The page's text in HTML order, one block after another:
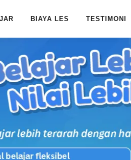
BIAYA LES TESTIMONI